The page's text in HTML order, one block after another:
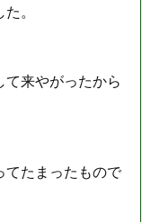
。
て来やがったから
てたまったもので